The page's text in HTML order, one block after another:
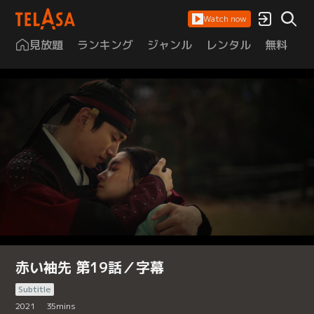
Watch now
見放題 ランキング ジャンル レンタル 無料
赤い袖先 第19話／字幕
Subtitle
2021
35mins